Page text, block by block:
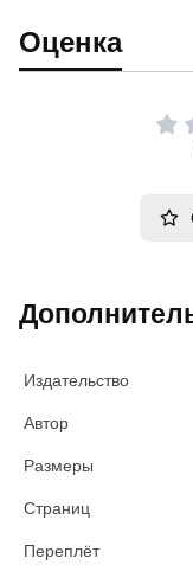
Оценка
Издательство
Автор
Размеры
Страниц
Переплёт